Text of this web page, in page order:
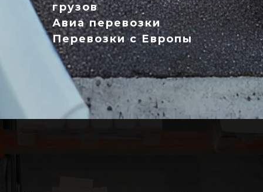
грузов
Авиа перевозки
Перевозки с Европы